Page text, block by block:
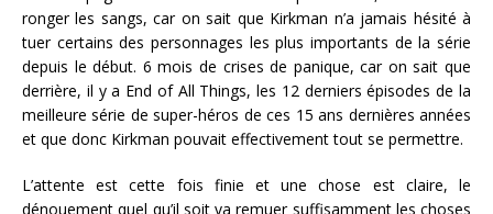
ronger les sangs, car on sait que Kirkman n’a jamais hésité à
tuer certains des personnages les plus importants de la série
depuis le début. 6 mois de crises de panique, car on sait que
derrière, il y a End of All Things, les 12 derniers épisodes de la
meilleure série de super-héros de ces 15 ans dernières années
et que donc Kirkman pouvait effectivement tout se permettre.
L’attente est cette fois finie et une chose est claire, le
dénouement quel qu’il soit va remuer suffisamment les choses